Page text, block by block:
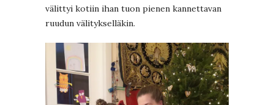
välittyi kotiin ihan tuon pienen kannettavan
ruudun välitykselläkin.